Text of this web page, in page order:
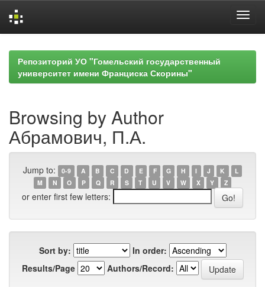
navigationРепозиторий УО "Гомельский государственный
университет имени Франциска Скорины"
Browsing by Author
Абрамович, П.А.
Jump to: 0-9 A B C D E F G H I J K
L
M
N O P Q R S T U V W X Y Z
or enter first few letters:
Sort by:
In order:
Results/Page
Authors/Record: